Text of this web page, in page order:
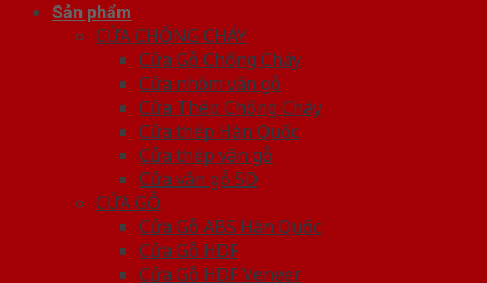
Sản phẩm
CỬA CHỐNG CHÁY
Cửa Gỗ Chống Cháy
Cửa nhôm vân gỗ
Cửa Thép Chống Cháy
Cửa thép Hàn Quốc
Cửa thép vân gỗ
Cửa vân gỗ 5D
CỬA GỖ
Cửa Gỗ ABS Hàn Quốc
Cửa Gỗ HDF
Cửa Gỗ HDF Veneer